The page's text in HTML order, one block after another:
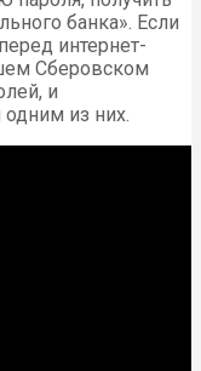
банка». Если
интернет-
Сберовском
и
из них.